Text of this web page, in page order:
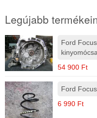
Legújabb
Ford
54 900 Ft
Ford
6 990 Ft